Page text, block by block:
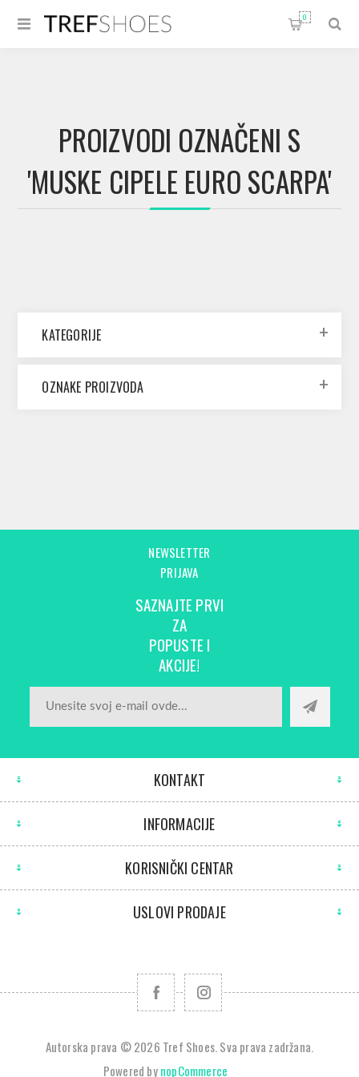
0
PROIZVODI OZNAČENI S
'MUSKE CIPELE EURO SCARPA'
KATEGORIJE
OZNAKE PROIZVODA
NEWSLETTER
PRIJAVA
SAZNAJTE PRVI
ZA
POPUSTE I
AKCIJE!
KONTAKT
INFORMACIJE
KORISNIČKI CENTAR
USLOVI PRODAJE
Autorska prava © 2026 Tref Shoes. Sva prava zadržana.
Powered bynopCommerce